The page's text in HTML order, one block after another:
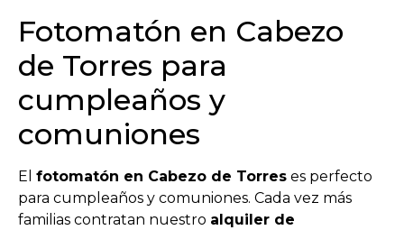
Fotomatón en Cabezo
de Torres para
cumpleaños y
comuniones
El fotomatón en Cabezo de Torres es perfecto
para cumpleaños y comuniones. Cada vez más
familias contratan nuestro alquiler de